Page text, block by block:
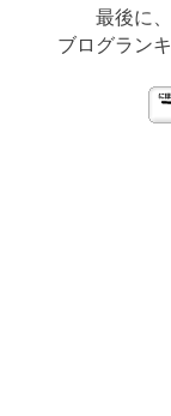
最後に
ブログラン